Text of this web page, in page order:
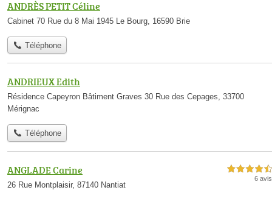
ANDRÈS PETIT Céline
Cabinet 70 Rue du 8 Mai 1945 Le Bourg, 16590 Brie
Téléphone
ANDRIEUX Edith
Résidence Capeyron Bâtiment Graves 30 Rue des Cepages, 33700
Mérignac
Téléphone
ANGLADE Carine
26 Rue Montplaisir, 87140 Nantiat
4,5 étoiles sur 5
6 avis